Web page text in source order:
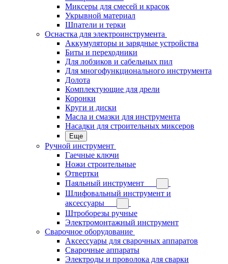
Миксеры для смесей и красок
Укрывной материал
Шпатели и терки
Оснастка для электроинструмента
Аккумуляторы и зарядные устройства
Биты и переходники
Для лобзиков и сабельных пил
Для многофункционального инструмента
Долота
Комплектующие для дрели
Коронки
Круги и диски
Масла и смазки для инструмента
Насадки для строительных миксеров
Еще
Ручной инструмент
Гаечные ключи
Ножи строительные
Отвертки
Паяльный инструмент
Шлифовальный инструмент и
аксессуары
Штроборезы ручные
Электромонтажный инструмент
Сварочное оборудование
Аксессуары для сварочных аппаратов
Сварочные аппараты
Электроды и проволока для сварки